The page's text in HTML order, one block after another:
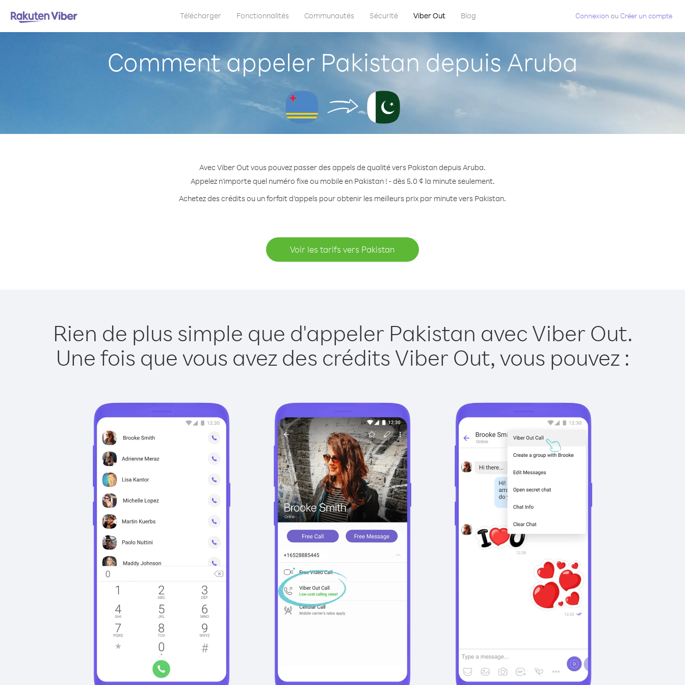
Télécharger Fonctionnalités Communautés Sécurité Viber Out Blog Connexion ou Créer un compte
Comment appeler Pakistan depuis Aruba
Avec Viber Out vous pouvez passer des appels de qualité vers Pakistan depuis Aruba.
Appelez n'importe quel numéro fixe ou mobile en Pakistan ! - dès 5.0 ¢ la minute seulement.
Achetez des crédits ou un forfait d’appels pour obtenir les meilleurs prix par minute vers Pakistan.
Voir les tarifs vers Pakistan
Rien de plus simple que d'appeler Pakistan avec Viber Out.
Une fois que vous avez des crédits Viber Out, vous pouvez :